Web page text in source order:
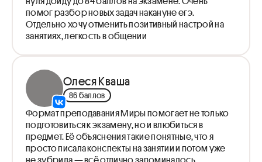
помог разбор новых задач накануне егэ.
Отдельно хочу отменить позитивный настрой на
занятиях, легкость в общении
Олеся Кваша
86 баллов
Формат преподавания Миры помогает не только
подготовиться к экзамену, но и влюбиться в
предмет. Её объяснения такие понятные, что я
просто писала конспекты на занятии и потом уже
не зубрила — всё отлично запоминалось.